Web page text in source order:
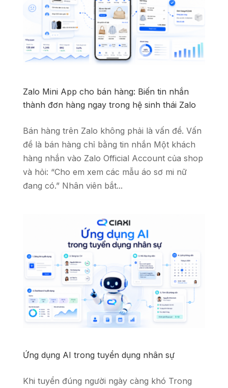
Zalo Mini App cho bán hàng: Biến tin nhắn
thành đơn hàng ngay trong hệ sinh thái Zalo
Bán hàng trên Zalo không phải là vấn đề. Vấn
đề là bán hàng chỉ bằng tin nhắn Một khách
hàng nhắn vào Zalo Official Account của shop
và hỏi: “Cho em xem các mẫu áo sơ mi nữ
đang có.” Nhân viên bắt...
Ứng dụng AI trong tuyển dụng nhân sự
Khi tuyển đúng người ngày càng khó Trong